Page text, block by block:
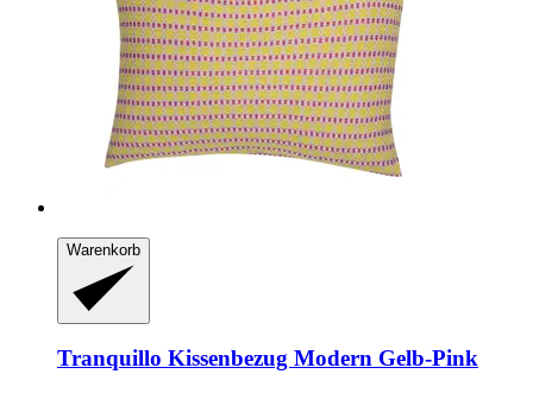
Warenkorb
Tranquillo Kissenbezug Modern Gelb-​Pink